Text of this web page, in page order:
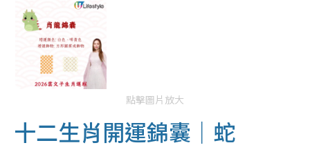
點擊圖片放大
十二生肖開運錦囊｜蛇